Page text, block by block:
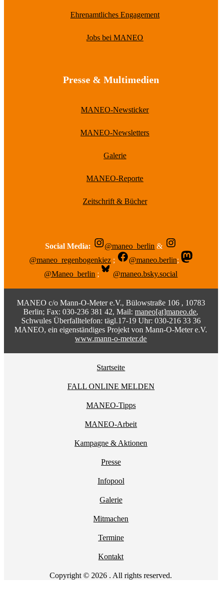
Ehrenamtliches Engagement
Jobs bei MANEO
Presse & Multimedien
MANEO-Newsticker
MANEO-Newsletters
Galerie
MANEO-Reporte
Zeitschrift & Bücher
Social Media: @maneo_berlin &
@maneo_regenbogenkiez ; @maneo.berlin;
@Maneo_berlin ; @maneo.bsky.social
MANEO c/o Mann-O-Meter e.V., Bülowstraße 106 , 10783
Berlin; Fax: 030-236 381 42, Mail:maneo[at]maneo.de,
Schwules Überfalltelefon: tägl.17-19 Uhr: 030-216 33 36
MANEO, ein eigenständiges Projekt von Mann-O-Meter e.V.
www.mann-o-meter.de
Startseite
FALL ONLINE MELDEN
MANEO-Tipps
MANEO-Arbeit
Kampagne & Aktionen
Presse
Infopool
Galerie
Mitmachen
Termine
Kontakt
Copyright © 2026 . All rights reserved.